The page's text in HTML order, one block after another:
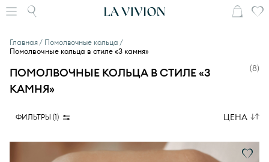
Главная
Помолвочные кольца
Помолвочные кольца в стиле «3 камня»
ПОМОЛВОЧНЫЕ КОЛЬЦА В СТИЛЕ «3
КАМНЯ»
(8)
ФИЛЬТРЫ (1) ЦЕНА